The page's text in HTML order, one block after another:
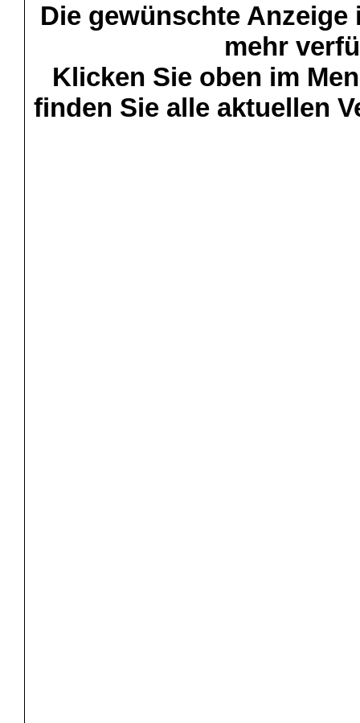
Die gewünschte
mehr
Klicken Sie oben im
finden Sie alle aktuellen